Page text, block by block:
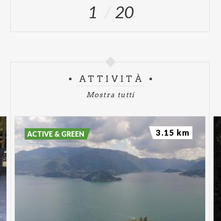
1 20
ATTIVITÀ
Mostra tutti
ACTIVE & GREEN 3.15 km